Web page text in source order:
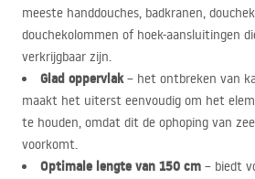
meeste handdouches, badkranen,
douchekolommen of hoek-aansluitingen
verkrijgbaar zijn.
Glad oppervlak– het ontbreken van
maakt het uiterst eenvoudig om het
te houden, omdat dit de ophoping van
voorkomt.
Optimale lengte van 150 cm – biedt